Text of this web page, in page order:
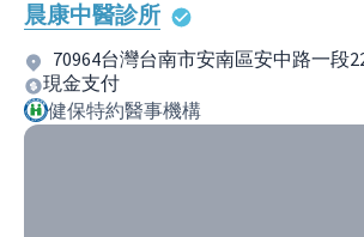
晨康中醫診所
70964台灣台南市安南區安中路一段
現金支付
健保特約醫事機構